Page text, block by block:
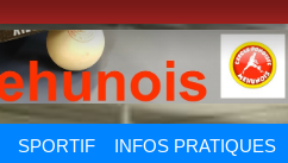
SPORTIF INFOS PRATIQUES